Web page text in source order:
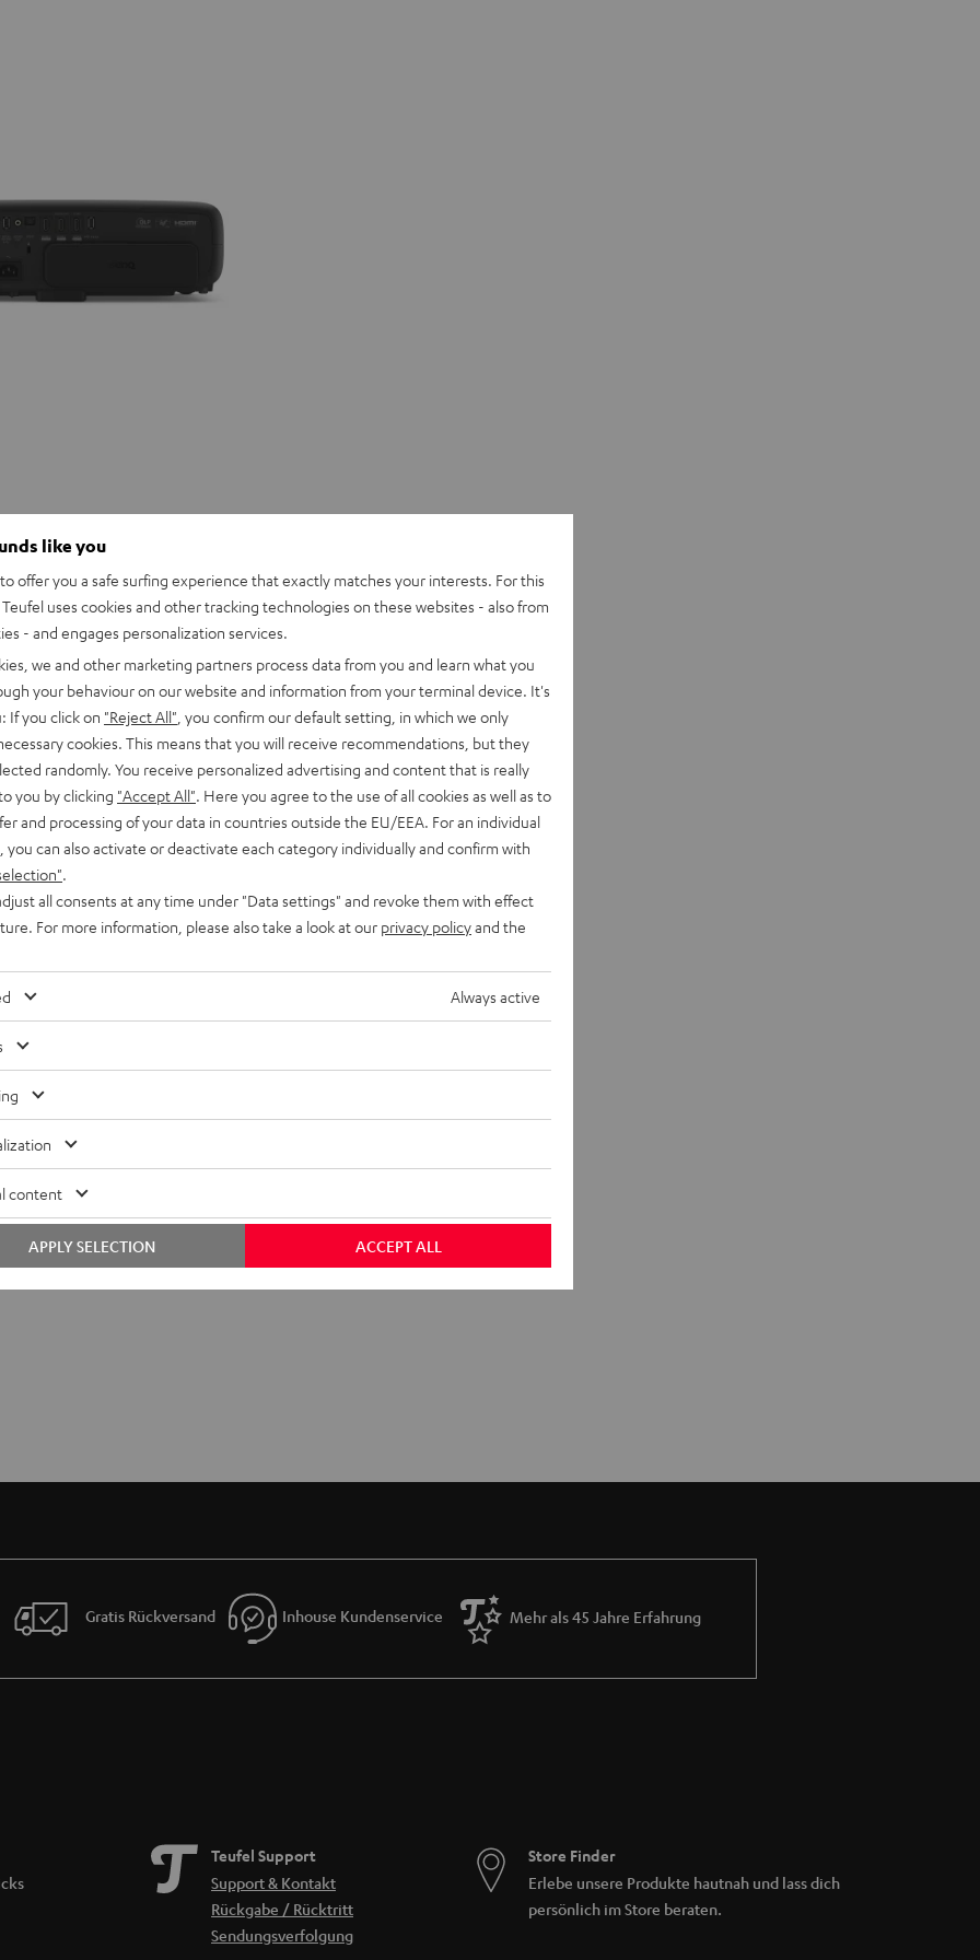
KI-Bildoptimierung
Gratis Rückversand Inhouse Kundenservice Mehr als 45 Jahre Erfahrung
Teufel Support
Support & Kontakt
Rückgabe / Rücktritt
Sendungsverfolgung
Store Finder
Erlebe unsere Produkte hautnah und lass dich
persönlich im Store beraten.
like you
offer you a safe surfing experience that exactly matches your interests. For this
uses cookies and other tracking technologies on these websites - also from
- and engages personalization services.
we and other marketing partners process data from you and learn what you
your behaviour on our website and information from your terminal device. It's
If you click on "Reject All" , you confirm our default setting, in which we only
cookies. This means that you will receive recommendations, but they
randomly. You receive personalized advertising and content that is really
you by clicking "Accept All". Here you agree to the use of all cookies as well as to
and processing of your data in countries outside the EU/EEA. For an individual
you can also activate or deactivate each category individually and confirm with
.
all consents at any time under "Data settings" and revoke them with effect
For more information, please also take a look at our privacy policyand the
Always active
content
ACCEPT ALL
APPLY SELECTION